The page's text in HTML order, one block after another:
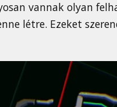
vannak olyan
létre. Ezeket